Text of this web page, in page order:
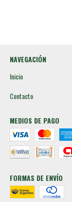
NAVEGACIÓN
Inicio
Contacto
MEDIOS DE PAGO
FORMAS DE ENVÍO